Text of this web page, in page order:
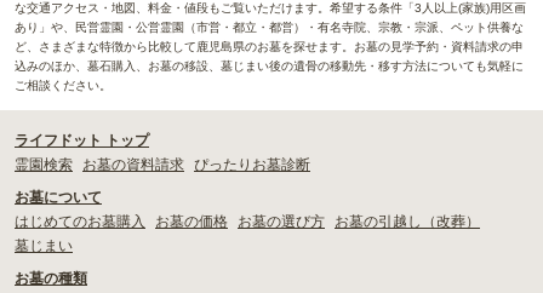
な交通アクセス・地図、料金・値段もご覧いただけます。希望する条件「3人以上(家族)用区画
あり」や、民営霊園・公営霊園（市営・都立・都営）・有名寺院、宗教・宗派、ペット供養な
ど、さまざまな特徴から比較して鹿児島県のお墓を探せます。お墓の見学予約・資料請求の申
込みのほか、墓石購入、お墓の移設、墓じまい後の遺骨の移動先・移す方法についても気軽に
ご相談ください。
ライフドット トップ
霊園検索
お墓の資料請求 ぴったりお墓診断
お墓について
はじめてのお墓購入
お墓の価格 お墓の選び方
お墓の引越し（改葬）
墓じまい
お墓の種類